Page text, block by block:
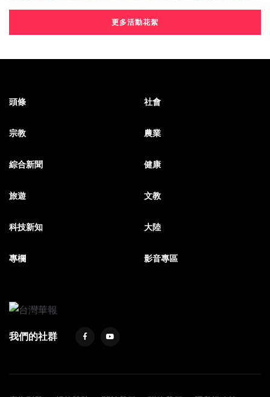
更多活動花絮
頭條 社會
宗教 農業
綜合新聞 健康
旅遊 文教
科技新知 大陸
專欄 影音專區
我們的社群